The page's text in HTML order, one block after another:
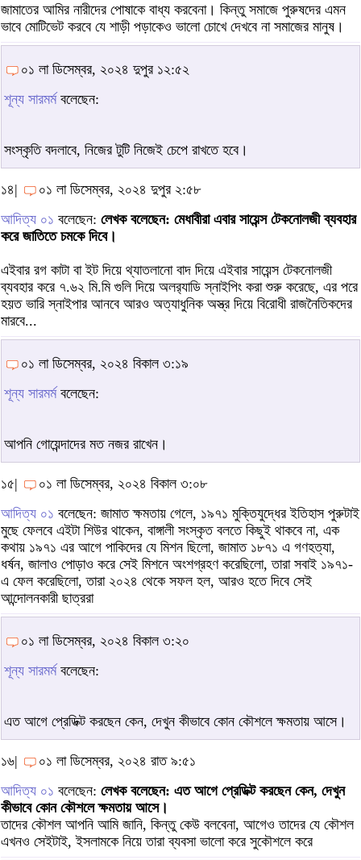
জামাতের আমির নারীদের পোষাকে বাধ্য করবেনা। কিন্তু সমাজে পুরুষদের এমন
ভাবে মোটিভেট করবে যে শাড়ী পড়াকেও ভালো চোখে দেখবে না সমাজের মানুষ।
০১ লা ডিসেম্বর, ২০২৪ দুপুর ১২:৫২
শূন্য সারমর্মবলেছেন:
সংস্কৃতি বদলাবে, নিজের টুটি নিজেই চেপে রাখতে হবে।
১৪|
০১ লা ডিসেম্বর, ২০২৪ দুপুর ২:৫৮
আদিত্য ০১ বলেছেন: লেখক বলেছেন: মেধাবীরা এবার সায়েন্স টেকনোলজী ব্যবহার
করে জাতিতে চমকে দিবে।
এইবার রগ কাটা বা ইট দিয়ে থ্যাতলানো বাদ দিয়ে এইবার সায়েন্স টেকনোলজী
ব্যবহার করে ৭.৬২ মি.মি গুলি দিয়ে অলর‍্যাডি স্নাইপিং করা শুরু করেছে, এর পরে
হয়ত ভারি স্নাইপার আনবে আরও অত্যাধুনিক অস্ত্র দিয়ে বিরোধী রাজনৈতিকদের
মারবে...
০১ লা ডিসেম্বর, ২০২৪ বিকাল ৩:১৯
শূন্য সারমর্মবলেছেন:
আপনি গোয়েন্দাদের মত নজর রাখেন।
১৫|
০১ লা ডিসেম্বর, ২০২৪ বিকাল ৩:০৮
আদিত্য ০১ বলেছেন: জামাত ক্ষমতায় গেলে, ১৯৭১ মুক্তিযুদ্ধের ইতিহাস পুরুটাই
মুছে ফেলবে এইটা শিউর থাকেন, বাঙ্গালী সংস্কৃত বলতে কিছুই থাকবে না, এক
কথায় ১৯৭১ এর আগে পাকিদের যে মিশন ছিলো, জামাত ১৮৭১ এ গণহত্যা,
ধর্ষন, জালাও পোড়াও করে সেই মিশনে অংশগ্রহণ করেছিলো, তারা সবাই ১৯৭১-
এ ফেল করেছিলো, তারা ২০২৪ থেকে সফল হল, আরও হতে দিবে সেই
আন্দোলনকারী ছাত্ররা
০১ লা ডিসেম্বর, ২০২৪ বিকাল ৩:২০
শূন্য সারমর্মবলেছেন:
এত আগে প্রেডিক্ট করছেন কেন, দেখুন কীভাবে কোন কৌশলে ক্ষমতায় আসে।
১৬|
০১ লা ডিসেম্বর, ২০২৪ রাত ৯:৫১
আদিত্য ০১ বলেছেন: লেখক বলেছেন: এত আগে প্রেডিক্ট করছেন কেন, দেখুন
কীভাবে কোন কৌশলে ক্ষমতায় আসে।
তাদের কৌশল আপনি আমি জানি, কিন্তু কেউ বলবেনা, আগেও তাদের যে কৌশল
এখনও সেইটাই, ইসলামকে নিয়ে তারা ব্যবসা ভালো করে সুকৌশলে করে